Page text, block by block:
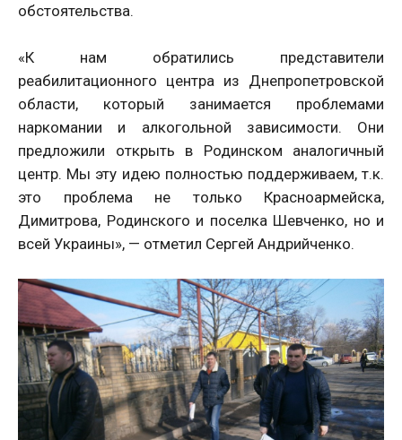
обстоятельства.
«К нам обратились представители
реабилитационного центра из Днепропетровской
области, который занимается проблемами
наркомании и алкогольной зависимости. Они
предложили открыть в Родинском аналогичный
центр. Мы эту идею полностью поддерживаем, т.к.
это проблема не только Красноармейска,
Димитрова, Родинского и поселка Шевченко, но и
всей Украины», — отметил Сергей Андрийченко.